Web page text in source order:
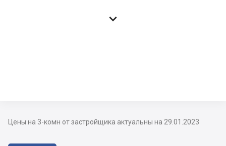

Цены на 3-комн от застройщика актуальны на 29.01.2023